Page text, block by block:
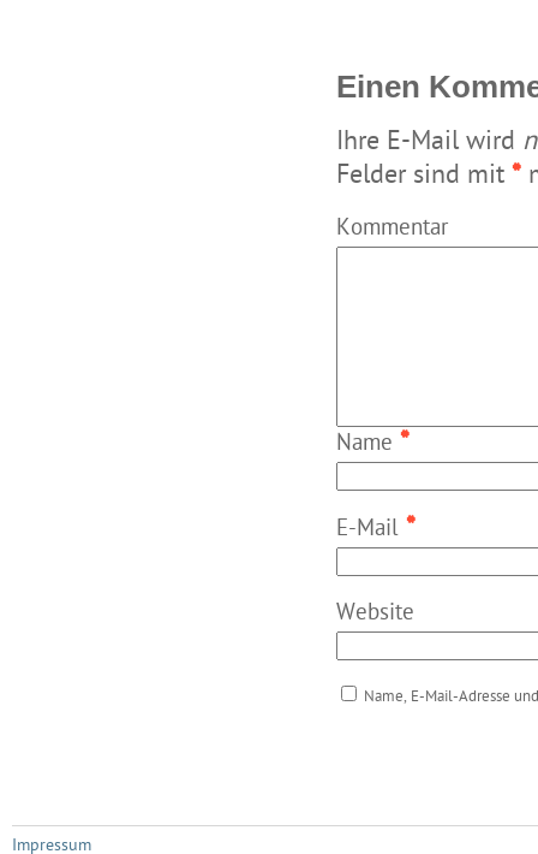
Einen
Ihre E-Mail wird
Felder sind mit *
Kommentar
Name *
E-Mail *
Website
Name, E-Mail-Adresse
Impressum